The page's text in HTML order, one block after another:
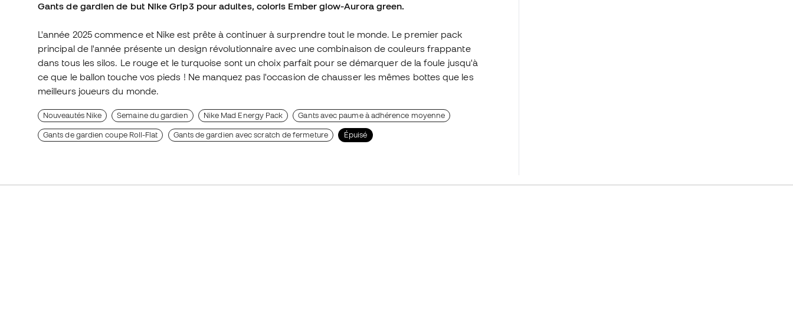
Gants de gardien de but Nike Grip3 pour adultes, coloris Ember glow-Aurora green.
L'année 2025 commence et Nike est prête à continuer à surprendre tout le monde. Le premier pack
principal de l'année présente un design révolutionnaire avec une combinaison de couleurs frappante
dans tous les silos. Le rouge et le turquoise sont un choix parfait pour se démarquer de la foule jusqu'à
ce que le ballon touche vos pieds ! Ne manquez pas l'occasion de chausser les mêmes bottes que les
meilleurs joueurs du monde.
Nouveautés Nike Semaine du gardien Nike Mad Energy Pack Gants avec paume à adhérence moyenne
Gants de gardien coupe Roll-Flat Gants de gardien avec scratch de fermeture Épuisé